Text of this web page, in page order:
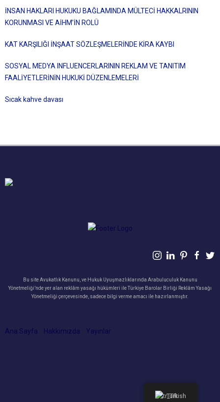
İNSAN HAKLARI HUKUKU BAĞLAMINDA MÜLTECİ HAKKALRININ
KORUNMASI VE AİHM’İN ROLÜ
KAT KARŞILIĞI İNŞAAT SÖZLEŞMELERİNDE KİRA KAYBI
SOSYAL MEDYA INFLUENCERLARININ REKLAM VE TANITIM
FAALİYETLERİNİN HUKUKİ DÜZENLEMELERİ
Sıcak kahve davası
Bu site Avukatlık Kanunu, ve Hukuk Uyuşmazlıklarında Arabuluculuk Kanunu
Yönetmeliği’nde yer alan reklâm yasağı hükümleri ile Türkiye Barolar Birliği Reklâm Yasağı
Yönetmeliği çerçevesinde, sadece bilgi verme amacı ile hazırlanmıştır.
Ana Sayfa Hakkımızda Yayınlar
Turkish